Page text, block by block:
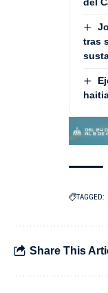
tras
TAGGED:
Share This